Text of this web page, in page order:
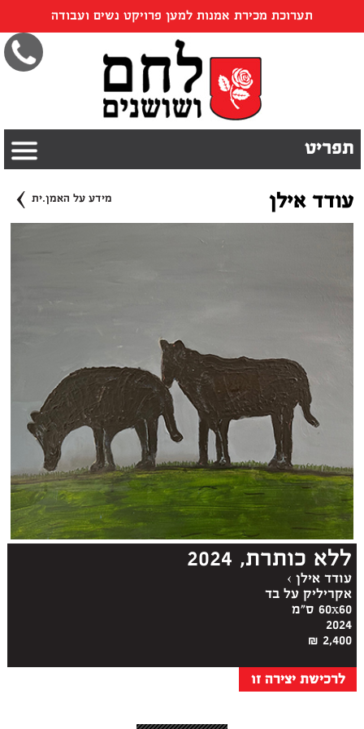
תערוכת מכירת אמנות למען פרויקט נשים ועבודה
תפריט
עודד אילן מידע על האמן.ית ›
ללא כותרת, 2024
עודד אילן›
אקריליק על בד
60x60 ס"מ
2024
2,400 ₪
לרכישת יצירה זו